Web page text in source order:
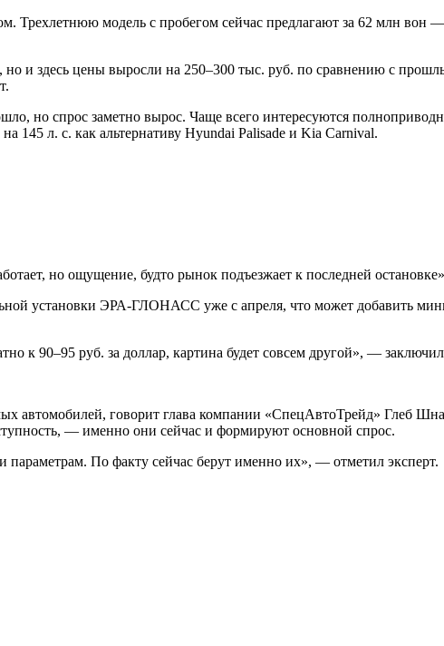
Трехлетнюю модель с пробегом сейчас предлагают за 62 млн
и здесь цены выросли на 250–300 тыс. руб. по сравнению с
но спрос заметно вырос. Чаще всего интересуются
145 л. с. как альтернативу Hyundai Palisade и Kia Carnival.
но ощущение, будто рынок подъезжает к последней
установки ЭРА-ГЛОНАСС уже с апреля, что может добавить
к 90–95 руб. за доллар, картина будет совсем другой», — заключил
автомобилей, говорит глава компании «СпецАвтоТрейд» Глеб
— именно они сейчас и формируют основной спрос.
По факту сейчас берут именно их», — отметил эксперт.